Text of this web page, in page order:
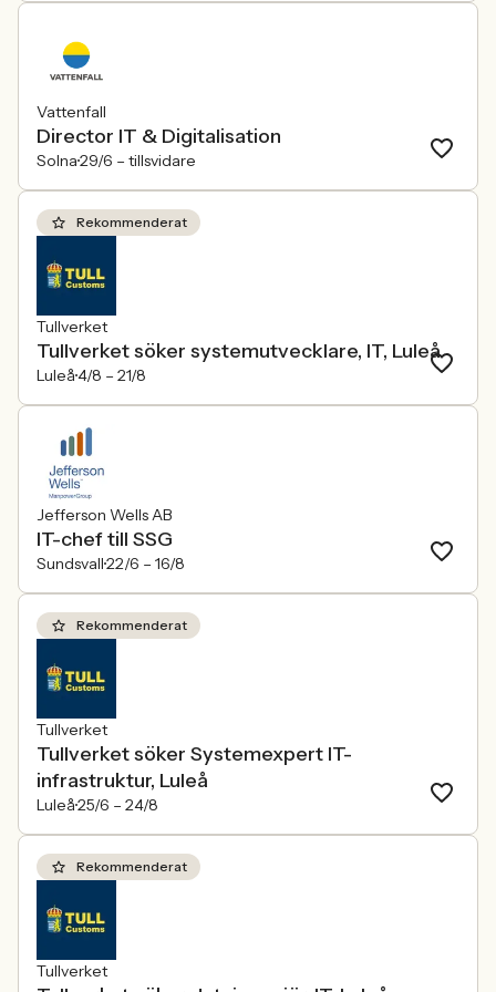
Vattenfall
Director IT & Digitalisation
Solna29/6 – tillsvidare
Rekommenderat
Tullverket
Tullverket söker systemutvecklare, IT, Luleå
Luleå4/8 – 21/8
Jefferson Wells AB
IT-chef till SSG
Sundsvall22/6 – 16/8
Rekommenderat
Tullverket
Tullverket söker Systemexpert IT-
infrastruktur, Luleå
Luleå25/6 – 24/8
Rekommenderat
Tullverket